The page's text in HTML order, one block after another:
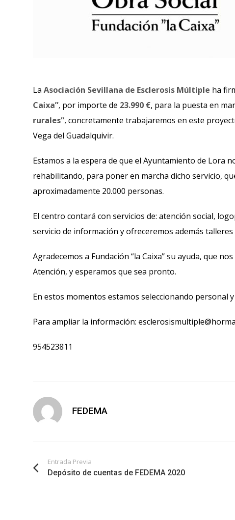
La Asociación Sevillana de Esclerosis Múltiple ha
Caixa”, por importe de 23.990 €, para la puesta en
rurales”, concretamente trabajaremos en este
Vega del Guadalquivir.
Estamos a la espera de que el Ayuntamiento de Lora
rehabilitando, para poner en marcha dicho servicio,
aproximadamente 20.000 personas.
El centro contará con servicios de: atención social,
servicio de información y ofreceremos además
Agradecemos a Fundación “la Caixa” su ayuda, que
Atención, y esperamos que sea pronto.
En estos momentos estamos seleccionando personal
Para ampliar la información:
954523811
FEDEMA
Entrada Previa
Depósito de cuentas de FEDEMA 2020